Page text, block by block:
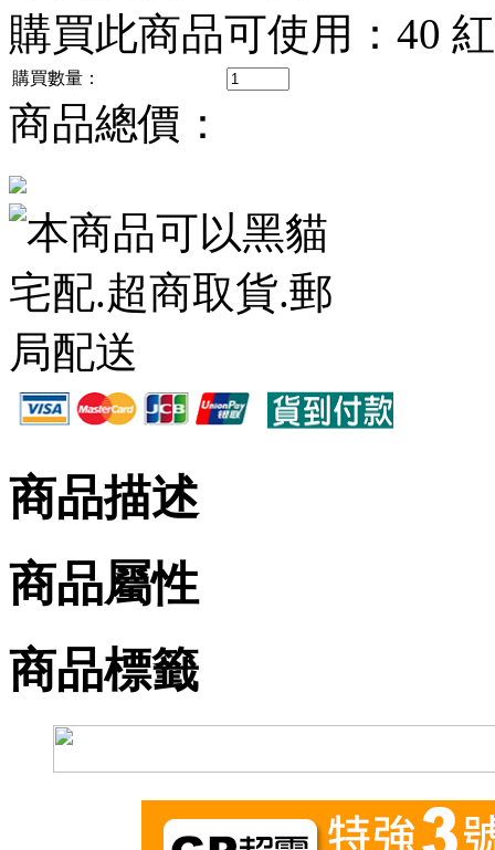
購買此商品可使用： 40
購買數量：
商品總價：
商品描述
商品屬性
商品標籤